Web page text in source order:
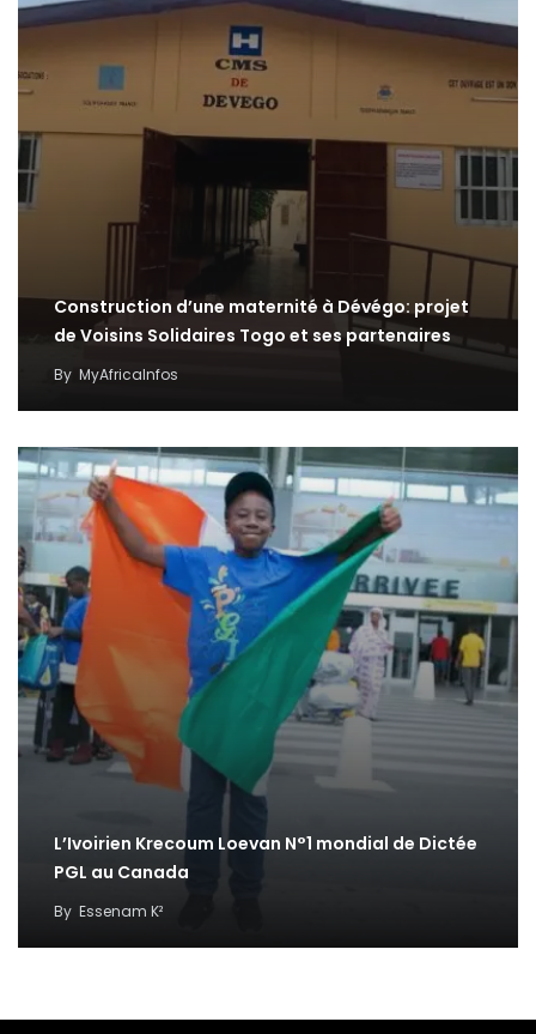
Construction d’une maternité à Dévégo: projet
de Voisins Solidaires Togo et ses partenaires
By MyAfricaInfos
L’Ivoirien Krecoum Loevan N°1 mondial de Dictée
PGL au Canada
By Essenam K²